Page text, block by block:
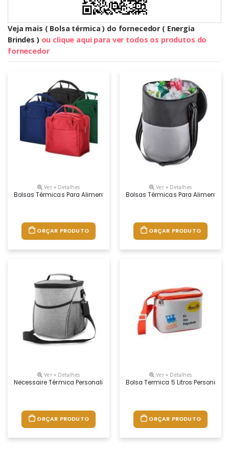
Veja mais ( Bolsa térmica ) do fornecedor ( Energia
Brindes ) ou clique aqui para ver todos os produtos do
fornecedor
Ver + Detalhes
Bolsas Térmicas Para Alimentos
ORÇAR PRODUTO
Ver + Detalhes
Bolsas Térmicas Para Alimentos
ORÇAR PRODUTO
Ver + Detalhes
Necessaire Térmica Personalizada
ORÇAR PRODUTO
Ver + Detalhes
Bolsa Termica 5 Litros
ORÇAR PRODUTO